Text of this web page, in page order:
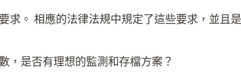
求。 相應的法律法規中規定了這些要求，並且
，是否有理想的監測和存檔方案？